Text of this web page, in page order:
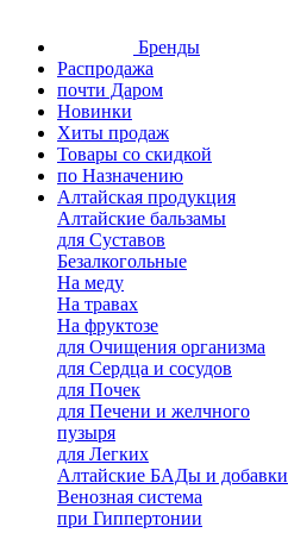
Бренды
Распродажа
почти Даром
Новинки
Хиты продаж
Товары со скидкой
по Назначению
Алтайская продукция
Алтайские бальзамы
для Суставов
Безалкогольные
На меду
На травах
На фруктозе
для Очищения организма
для Сердца и сосудов
для Почек
для Печени и желчного
пузыря
для Легких
Алтайские БАДы и добавки
Венозная система
при Гиппертонии